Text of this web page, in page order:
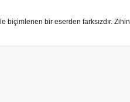
bir eserden farksızdır. Zihin